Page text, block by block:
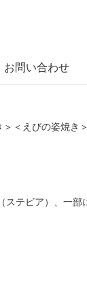
お問い合わせ
＜えびの姿焼き
ステビア）、一部